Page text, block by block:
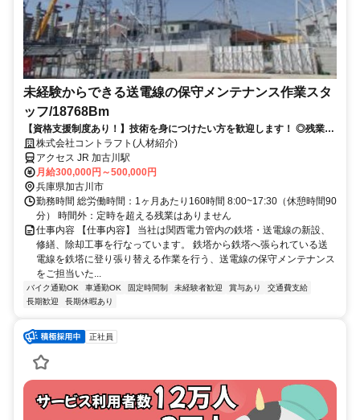
未経験からできる送電線の保守メンテナンス作業スタ
ッフ/18768Bm
【資格支援制度あり！】技術を身につけたい方を歓迎します！ ◎残業ほ
ぼなし！プライベートも大切にできる環境です。
株式会社コントラフト(人材紹介)
アクセス JR 加古川駅
月給300,000円～500,000円
兵庫県加古川市
勤務時間 総労働時間：1ヶ月あたり160時間 8:00~17:30（休憩時間90
分） 時間外：定時を超える残業はありません
仕事内容 【仕事内容】 当社は関西電力管内の鉄塔・送電線の新設、
修繕、除却工事を行なっています。 鉄塔から鉄塔へ張られている送
電線を鉄塔に登り張り替える作業を行う、送電線の保守メンテナンス
をご担当いた...
バイク通勤OK 車通勤OK 固定時間制 未経験者歓迎 賞与あり
交通費支給
長期歓迎
長期休暇あり
正社員